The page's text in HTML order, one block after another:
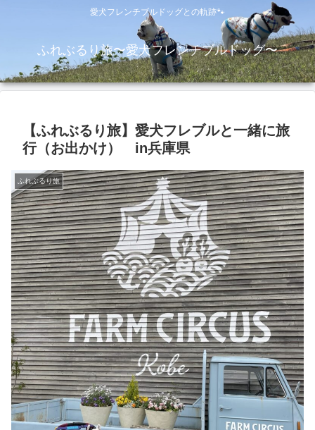
愛犬フレンチブルドッグとの軌跡🐾
ふれぶるり旅〜愛犬フレンチブルドッグ〜
【ふれぶるり旅】愛犬フレブルと一緒に旅
行（お出かけ） in兵庫県
ふれぶるり旅